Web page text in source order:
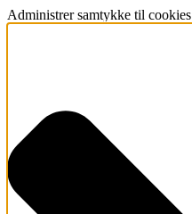
Administrer samtykke til cookies